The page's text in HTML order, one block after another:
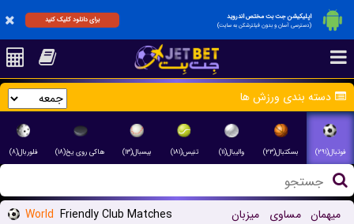
اپلیکیشن جت بت مختص اندروید
(دسترسی آسان و بدون فیلترشکن به سایت)
برای دانلود کلیک کنید
دسته بندی ورزش ها
فوتبال(۲۹۱) بسکتبال(۲۳) والیبال(۱۱) تنیس(۱۸۱) بیسبال(۱۳) هاکی روی یخ(۱۸) فلوربال(۸)
World Friendly Club Matches میزبان مساوی میهمان